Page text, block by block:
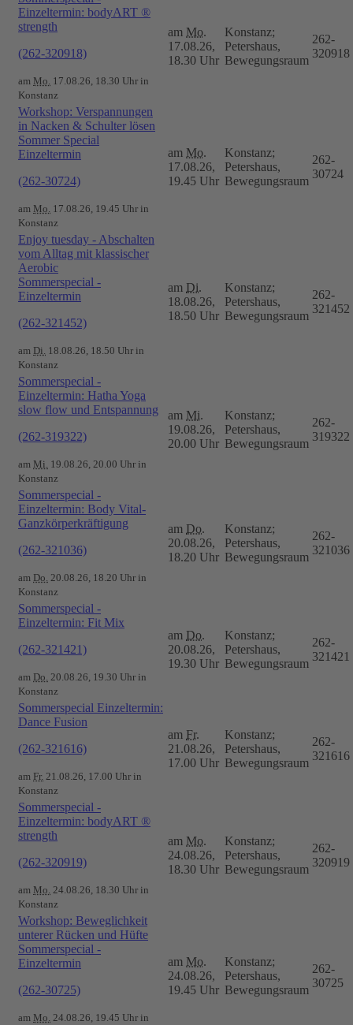
Einzeltermin: bodyART ®
strength
(262-320918)
am Mo. 17.08.26, 18.30 Uhr in
Konstanz
am Mo.
17.08.26,
18.30 Uhr
Konstanz;
Petershaus,
Bewegungsraum
262-
320918
Workshop: Verspannungen
in Nacken & Schulter lösen
Sommer Special
Einzeltermin
(262-30724)
am Mo. 17.08.26, 19.45 Uhr in
Konstanz
am Mo.
17.08.26,
19.45 Uhr
Konstanz;
Petershaus,
Bewegungsraum
262-
30724
Enjoy tuesday - Abschalten
vom Alltag mit klassischer
Aerobic
Sommerspecial -
Einzeltermin
(262-321452)
am Di. 18.08.26, 18.50 Uhr in
Konstanz
am Di.
18.08.26,
18.50 Uhr
Konstanz;
Petershaus,
Bewegungsraum
262-
321452
Sommerspecial -
Einzeltermin: Hatha Yoga
slow flow und Entspannung
(262-319322)
am Mi. 19.08.26, 20.00 Uhr in
Konstanz
am Mi.
19.08.26,
20.00 Uhr
Konstanz;
Petershaus,
Bewegungsraum
262-
319322
Sommerspecial -
Einzeltermin: Body Vital-
Ganzkörperkräftigung
(262-321036)
am Do. 20.08.26, 18.20 Uhr in
Konstanz
am Do.
20.08.26,
18.20 Uhr
Konstanz;
Petershaus,
Bewegungsraum
262-
321036
Sommerspecial -
Einzeltermin: Fit Mix
(262-321421)
am Do. 20.08.26, 19.30 Uhr in
Konstanz
am Do.
20.08.26,
19.30 Uhr
Konstanz;
Petershaus,
Bewegungsraum
262-
321421
Sommerspecial Einzeltermin:
Dance Fusion
(262-321616)
am Fr. 21.08.26, 17.00 Uhr in
Konstanz
am Fr.
21.08.26,
17.00 Uhr
Konstanz;
Petershaus,
Bewegungsraum
262-
321616
Sommerspecial -
Einzeltermin: bodyART ®
strength
(262-320919)
am Mo. 24.08.26, 18.30 Uhr in
Konstanz
am Mo.
24.08.26,
18.30 Uhr
Konstanz;
Petershaus,
Bewegungsraum
262-
320919
Workshop: Beweglichkeit
unterer Rücken und Hüfte
Sommerspecial -
Einzeltermin
(262-30725)
am Mo. 24.08.26, 19.45 Uhr in
am Mo.
24.08.26,
19.45 Uhr
Konstanz;
Petershaus,
Bewegungsraum
262-
30725